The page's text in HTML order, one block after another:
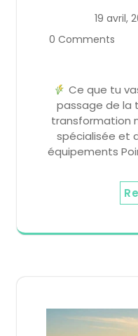
19 avril,
0 Comments
Ce que tu
passage de la
transformation
spécialisée et
équipements